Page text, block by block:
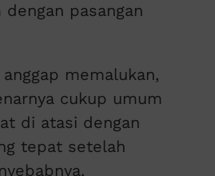
pasangan
memalukan,
cukup umum
di atasi dengan
tepat setelah